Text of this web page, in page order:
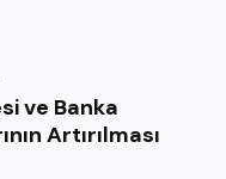
ve Banka
Artırılması